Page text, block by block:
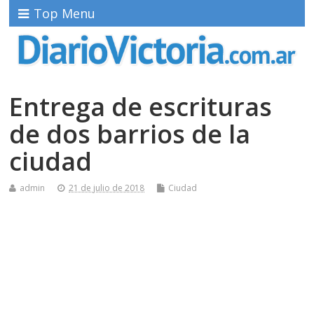
Top Menu
Entrega de escrituras
de dos barrios de la
ciudad
admin 21 de julio de 2018 Ciudad